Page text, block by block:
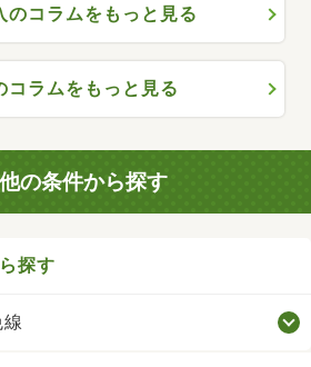
のコラムをもっと見る
コラムをもっと見る
の条件から探す
探す